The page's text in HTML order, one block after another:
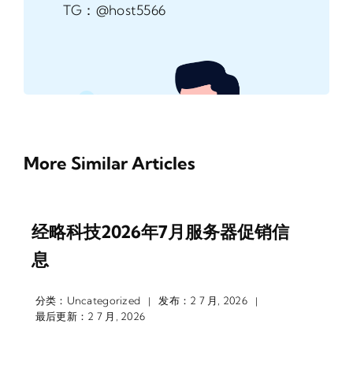
TG：@host5566
More Similar Articles
经略科技2026年7月服务器促销信
息
分类： Uncategorized | 发布：2 7 月, 2026
|
最后更新：2 7 月, 2026